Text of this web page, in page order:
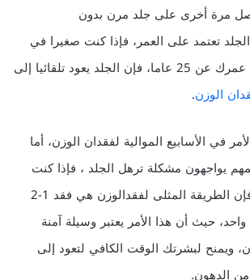
مرة أخرى على جلد مرن بدون
تعتمد على العمر، فإذا كنت صغيرا في
السن نسبيا، أي يقل عمرك عن 25 عاما، فإن الجلد يعود تلقائيا إلى
الوزن.
في الأسابيع الموالية لفقدان الوزن، أما
يواجهون مشكلة ترهل الجلد ، فإذا كنت
فوق سن 35 عاما، فإن الطريقة المثلى لفقدالوزن هي فقد 1-2
حيث أن هذا الأمر يعتبر وسيلة آمنة
ويمنح لبشرتك الوقت الكافي لتعود إلى
الدهون.